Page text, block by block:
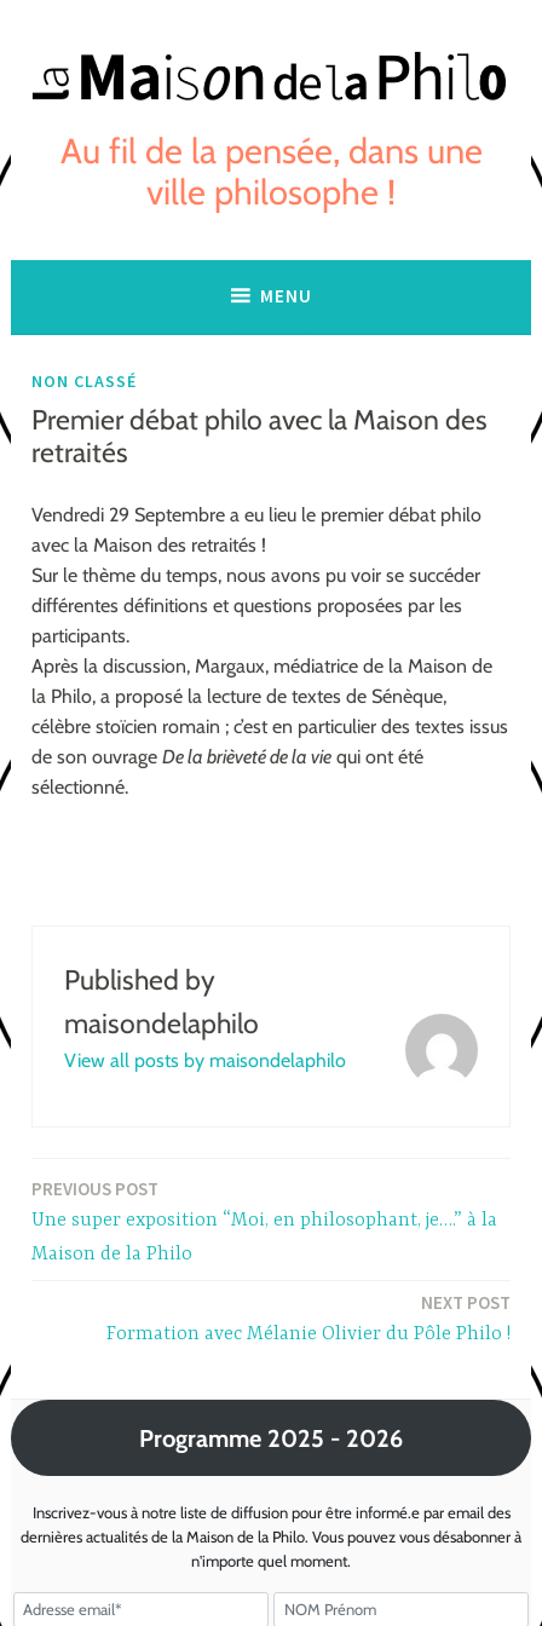
content
Au fil de la pensée, dans une
ville philosophe !
MENU
NON CLASSÉ
Premier débat philo avec la Maison des
retraités
Vendredi 29 Septembre a eu lieu le premier débat philo
avec la Maison des retraités !
Sur le thème du temps, nous avons pu voir se succéder
différentes définitions et questions proposées par les
participants.
Après la discussion, Margaux, médiatrice de la Maison de
la Philo, a proposé la lecture de textes de Sénèque,
célèbre stoïcien romain ; c’est en particulier des textes issus
de son ouvrageDe la brièveté de la vie qui ont été
sélectionné.
Published by
maisondelaphilo
View all posts by maisondelaphilo
Post
navigation
PREVIOUS POST
Une super exposition “Moi, en philosophant, je….” à la
Maison de la Philo
NEXT POST
Formation avec Mélanie Olivier du Pôle Philo !
Programme 2025 - 2026
Inscrivez-vous à notre liste de diffusion pour être informé.e par email des
dernières actualités de la Maison de la Philo. Vous pouvez vous désabonner à
n'importe quel moment.